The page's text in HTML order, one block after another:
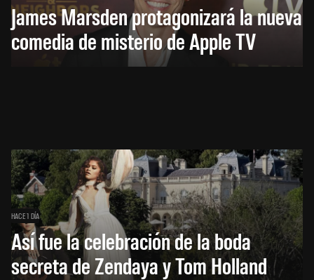
James Marsden protagonizará la nueva
comedia de misterio de Apple TV
HACE 1 DÍA
Así fue la celebración de la boda
secreta de Zendaya y Tom Holland